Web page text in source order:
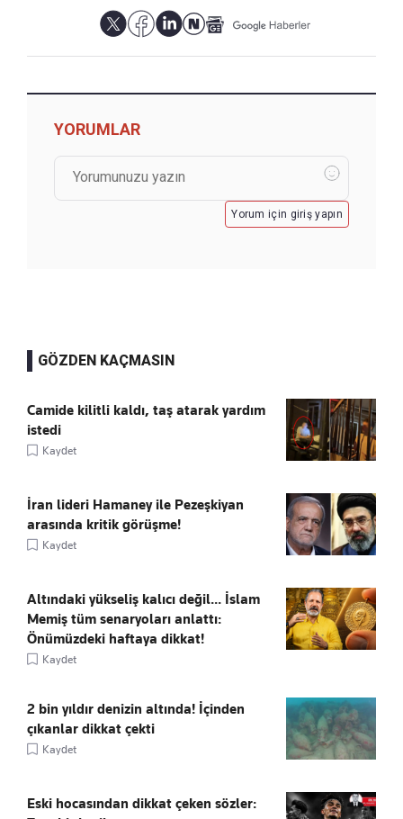
YORUMLAR
Yorum için giriş yapın
GÖZDEN KAÇMASIN
Camide kilitli kaldı, taş atarak yardım
istedi
Kaydet
İran lideri Hamaney ile Pezeşkiyan
arasında kritik görüşme!
Kaydet
Altındaki yükseliş kalıcı değil... İslam
Memiş tüm senaryoları anlattı:
Önümüzdeki haftaya dikkat!
Kaydet
2 bin yıldır denizin altında! İçinden
çıkanlar dikkat çekti
Kaydet
Eski hocasından dikkat çeken sözler: